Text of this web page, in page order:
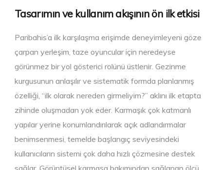
Tasarımın ve kullanım akışının ön ilk etkisi
Paribahis’a ilk karşılaşma erişimde deneyimleyeni göze
çarpan yerleşim, taze oyuncular için neredeyse
görünmez bir yol gösterici rolünü üstlenir. Gezinme
kurgusunun anlaşılır ve sistematik formda planlanmış
özelliği, “ilk olarak nereden girmeliyim?” aklını ilk etapta
zihinde oluşmadan yok eder. Karmaşık çok katmanlı
yapılar yerine konumlandırılarak açık adlandırmalar
benimsenmesi, temelde başlangıç seviyesindeki
kullanıcıların sistemi çok daha hızlı çözmesine destek
sağlar. Görüntüsel karmaşa bakımından sağlanan ölçü